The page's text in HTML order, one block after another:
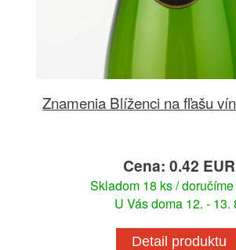
Znamenia Blíženci na fľašu
Cena: 0.42 EUR
Skladom 18 ks /
U Vás doma 12. - 13.
Detail produktu